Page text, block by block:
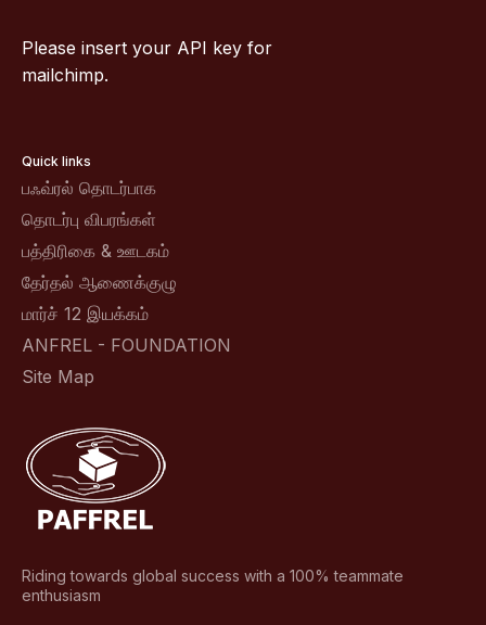
Please insert your API key for
mailchimp.
Quick links
பஃவ்ரல் தொடர்பாக
தொடர்பு விபரங்கள்
பத்திரிகை & ஊடகம்
தேர்தல் ஆணைக்குழு
மார்ச் 12 இயக்கம்
ANFREL - FOUNDATION
Site Map
Riding towards global success with a 100% teammate
enthusiasm